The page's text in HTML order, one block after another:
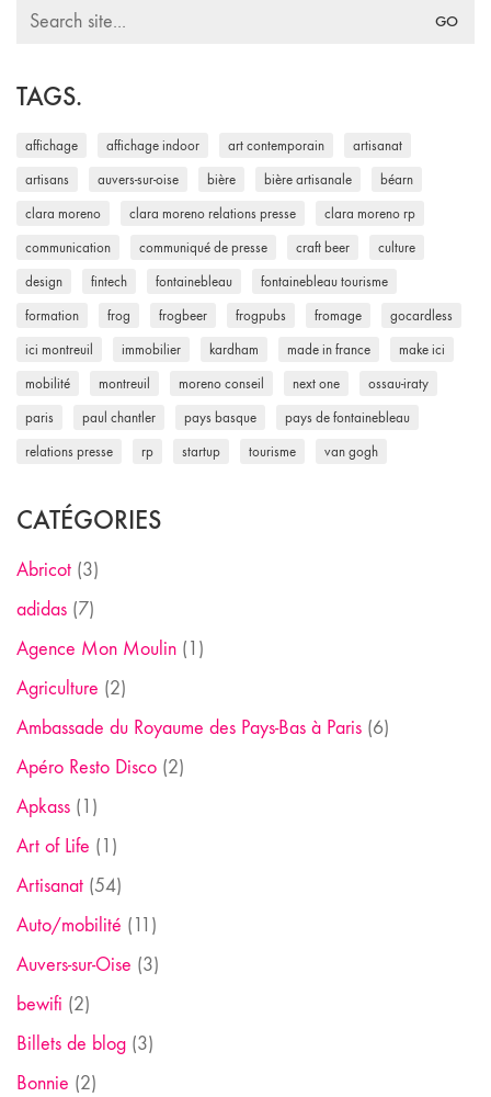
Search
TAGS.
affichage affichage indoor art contemporain artisanat
artisans auvers-sur-oise bière bière artisanale béarn
clara moreno clara moreno relations presse clara moreno rp
communication communiqué de presse craft beer culture
design fintech fontainebleau fontainebleau tourisme
formation frog frogbeer frogpubs fromage gocardless
ici montreuil immobilier kardham made in france make ici
mobilité montreuil moreno conseil next one ossau-iraty
paris paul chantler pays basque pays de fontainebleau
relations presse rp startup tourisme van gogh
CATÉGORIES
Abricot (3)
adidas (7)
Agence Mon Moulin (1)
Agriculture (2)
Ambassade du Royaume des Pays-Bas à Paris (6)
Apéro Resto Disco (2)
Apkass (1)
Art of Life (1)
Artisanat (54)
Auto/mobilité (11)
Auvers-sur-Oise (3)
bewifi (2)
Billets de blog (3)
Bonnie (2)